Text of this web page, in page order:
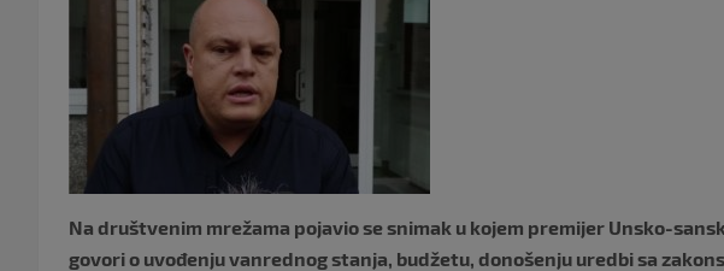
Na društvenim mrežama pojavio se snimak u kojem premijer Unsko-
govori o uvođenju vanrednog stanja, budžetu, donošenju uredbi sa